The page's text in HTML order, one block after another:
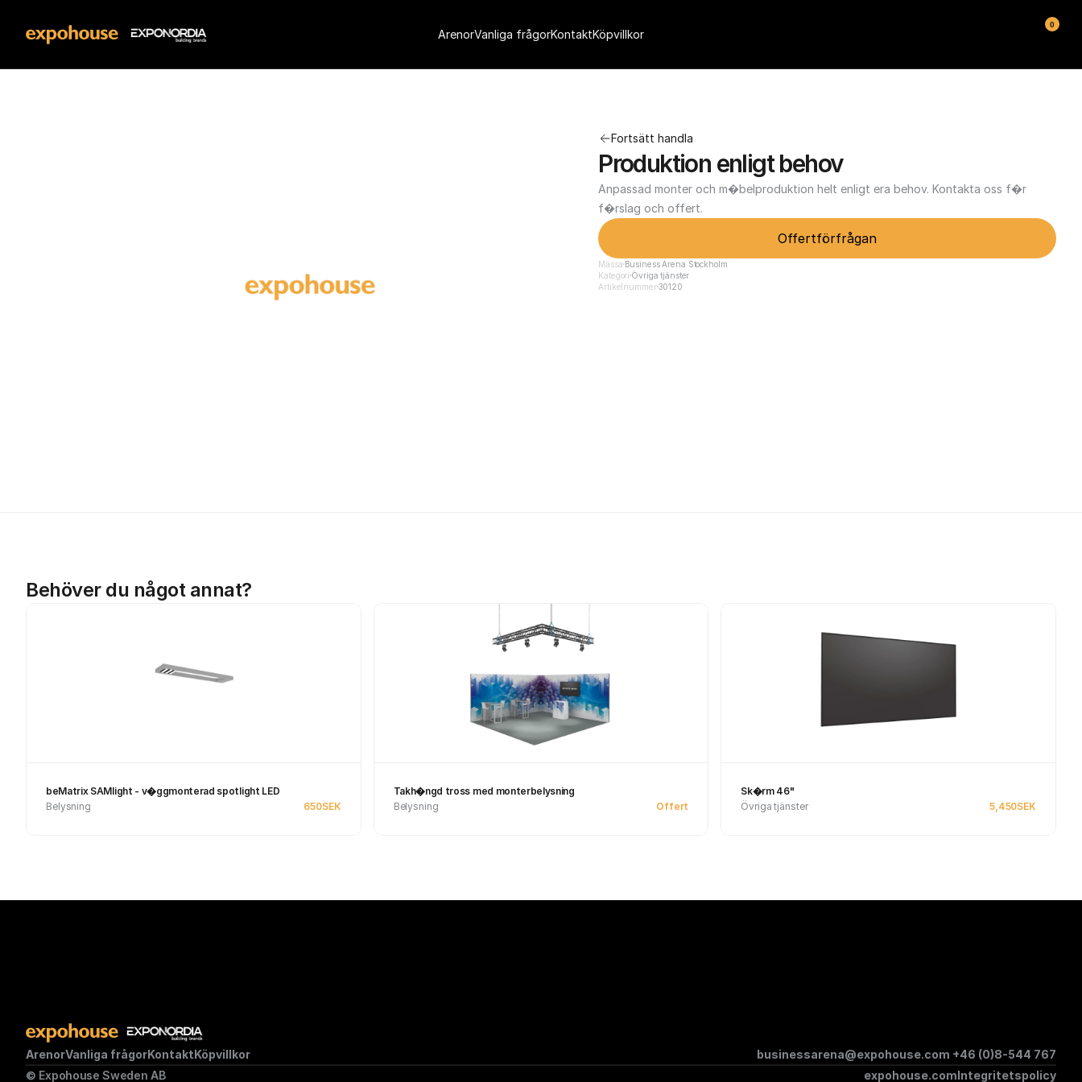
Fortsätt handla
Produktion enligt behov
Anpassad monter och m�belproduktion helt enligt era behov. Kontakta oss f�r
f�rslag och offert.
Offertförfrågan
Mässa Business Arena Stockholm
Kategori Övriga tjänster
Artikelnummer30120
Behöver du något annat?
beMatrix SAMlight - v�ggmonterad spotlight LED
Belysning
650SEK
Takh�ngd tross med monterbelysning
Belysning
Offert
Sk�rm 46"
Övriga tjänster
5,450SEK
ArenorVanliga frågorKontaktKöpvillkor businessarena@expohouse.com +46 (0)8-544 767
© Expohouse Sweden AB
expohouse.comIntegritetspolicy
ArenorVanliga frågorKontaktKöpvillkor
0